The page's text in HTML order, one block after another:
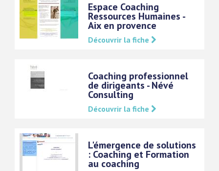
Espace Coaching
Ressources Humaines -
Aix en provence
Découvrir la fiche
Coaching professionnel
de dirigeants - Névé
Consulting
Découvrir la fiche
L'émergence de solutions
: Coaching et Formation
au coaching